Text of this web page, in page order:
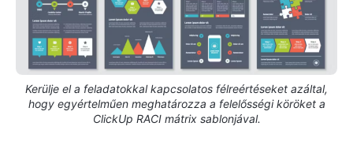
Kerülje el a feladatokkal kapcsolatos félreértéseket azáltal,
hogy egyértelműen meghatározza a felelősségi köröket a
ClickUp RACI mátrix sablonjával.